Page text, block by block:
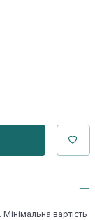
вартість